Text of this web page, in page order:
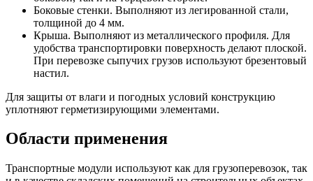
Боковые стенки. Выполняют из легированной стали,
толщиной до 4 мм.
Крыша. Выполняют из металлического профиля. Для
удобства транспортировки поверхность делают плоской.
При перевозке сыпучих грузов используют брезентовый
настил.
Для защиты от влаги и погодных условий конструкцию
уплотняют герметизирующими элементами.
Области применения
Транспортные модули используют как для грузоперевозок, так